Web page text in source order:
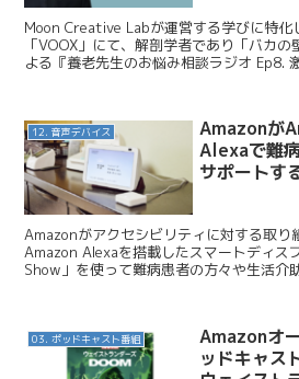
Moon Creative Labが運営する学びに特化
「VOOX」にて、解剖学者であり「バカ
よる『養老先生のお悩み相談ラジオ Ep8.
12. 音声デバイス
Amazonが
Alexaで難
サポートす
Amazonがアクセシビリティに対する取り
Amazon Alexaを搭載したスマートディス
Show」を使って難病患者の方々や生活介
03. ポッドキャスト番組
Amazonオ
ッドキャス